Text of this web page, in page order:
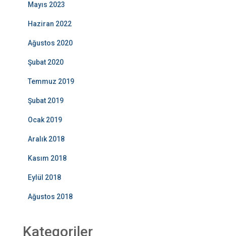
Mayıs 2023
Haziran 2022
Ağustos 2020
Şubat 2020
Temmuz 2019
Şubat 2019
Ocak 2019
Aralık 2018
Kasım 2018
Eylül 2018
Ağustos 2018
Kategoriler